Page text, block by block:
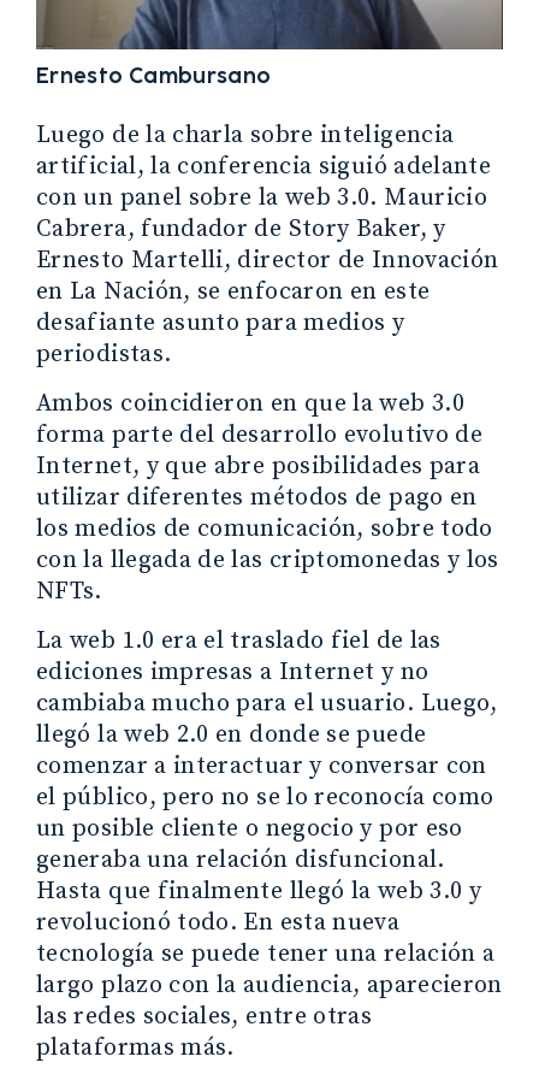
Ernesto Cambursano
Luego de la charla sobre inteligencia
artificial, la conferencia siguió adelante
con un panel sobre la web 3.0. Mauricio
Cabrera, fundador de Story Baker, y
Ernesto Martelli, director de Innovación
en La Nación, se enfocaron en este
desafiante asunto para medios y
periodistas.
Ambos coincidieron en que la web 3.0
forma parte del desarrollo evolutivo de
Internet, y que abre posibilidades para
utilizar diferentes métodos de pago en
los medios de comunicación, sobre todo
con la llegada de las criptomonedas y los
NFTs.
La web 1.0 era el traslado fiel de las
ediciones impresas a Internet y no
cambiaba mucho para el usuario. Luego,
llegó la web 2.0 en donde se puede
comenzar a interactuar y conversar con
el público, pero no se lo reconocía como
un posible cliente o negocio y por eso
generaba una relación disfuncional.
Hasta que finalmente llegó la web 3.0 y
revolucionó todo. En esta nueva
tecnología se puede tener una relación a
largo plazo con la audiencia, aparecieron
las redes sociales, entre otras
plataformas más.